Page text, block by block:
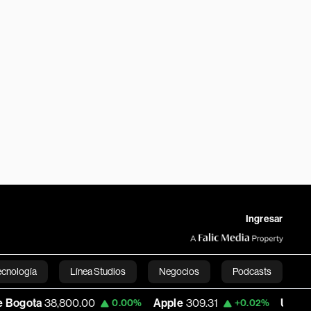
Ingresar
Línea Studios Negocios Podcasts
English0.00% Apple 309.31 +0.02% USD COP